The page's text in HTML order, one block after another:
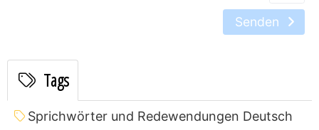
Senden
Tags
Sprichwörter und Redewendungen Deutsch